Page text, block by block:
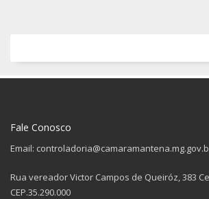
Fale Conosco
Email:
Rua vereador Victor Campos de Queiróz, 383
CEP.35.290.000